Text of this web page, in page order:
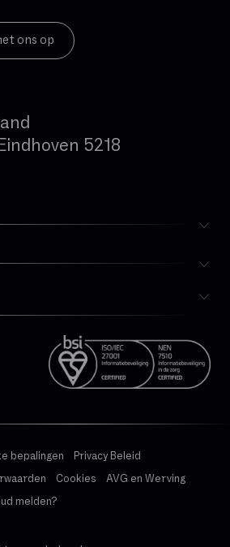
Management
applicatie
ons op
5218
bepalingen
Privacy Beleid
Cookies
AVG en Werving
melden?